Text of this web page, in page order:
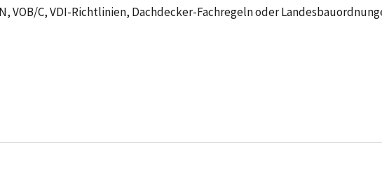
VOB/C, VDI-Richtlinien, Dachdecker-Fachregeln oder